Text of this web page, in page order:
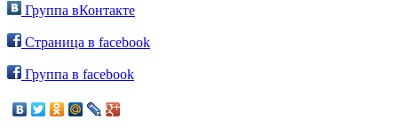
Группа вКонтакте
Страница в facebook
Группа в facebook